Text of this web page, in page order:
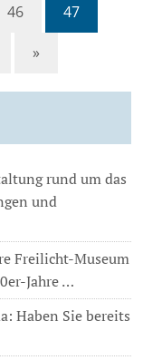
46 47
»
rund um das
und
Freilicht-Museum
Jahre …
Haben Sie bereits